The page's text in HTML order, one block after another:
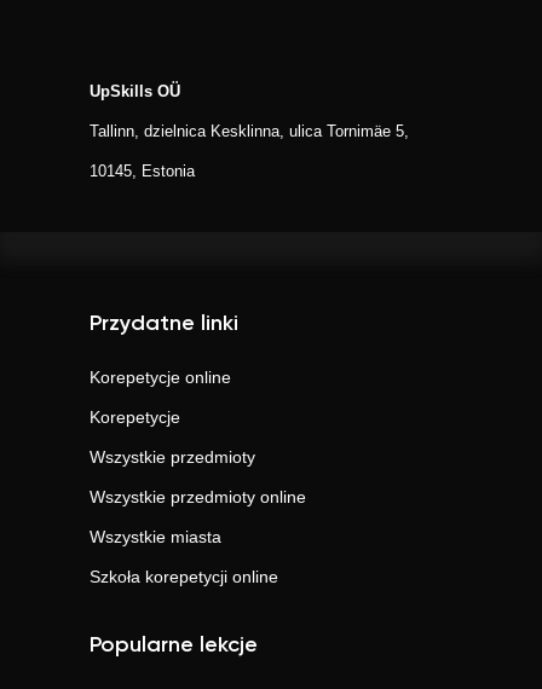
UpSkills OÜ
Tallinn, dzielnica Kesklinna, ulica Tornimäe 5,
10145, Estonia
Przydatne linki
Korepetycje online
Korepetycje
Wszystkie przedmioty
Wszystkie przedmioty online
Wszystkie miasta
Szkoła korepetycji online
Popularne lekcje